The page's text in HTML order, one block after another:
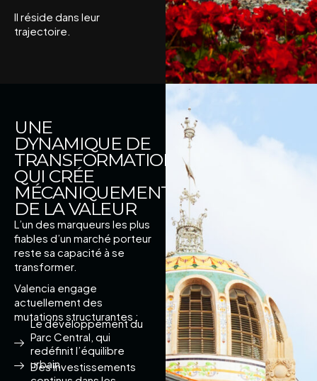
Il réside dans leur
trajectoire.
UNE
DYNAMIQUE DE
TRANSFORMATION
QUI CRÉE
MÉCANIQUEMENT
DE LA VALEUR
L’un des marqueurs les plus
fiables d’un marché porteur
reste sa capacité à se
transformer.
Valencia engage
actuellement des
mutations structurantes :
Le développement du
Parc Central, qui
redéfinit l’équilibre
urbain.
Des investissements